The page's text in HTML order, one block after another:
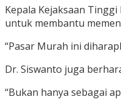
Kepala Kejaksaan
untuk membantu
“Pasar Murah ini
Dr. Siswanto juga
“Bukan hanya sebagai